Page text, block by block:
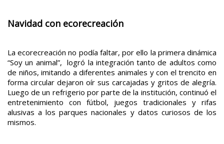
Navidad con ecorecreación
La ecorecreación no podía faltar, por ello la primera dinámica
“Soy un animal”, logró la integración tanto de adultos como
de niños, imitando a diferentes animales y con el trencito en
forma circular dejaron oír sus carcajadas y gritos de alegría.
Luego de un refrigerio por parte de la institución, continuó el
entretenimiento con fútbol, juegos tradicionales y rifas
alusivas a los parques nacionales y datos curiosos de los
mismos.